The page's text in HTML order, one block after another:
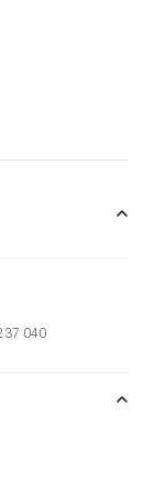
040